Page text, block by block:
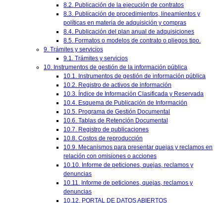
8.2. Publicación de la ejecución de contratos
8.3. Publicación de procedimientos, lineamientos y
políticas en materia de adquisición y compras
8.4. Publicación del plan anual de adquisiciones
8.5. Formatos o modelos de contrato o pliegos tipo.
9. Trámites y servicios
9.1. Trámites y servicios
10. Instrumentos de gestión de la información pública
10.1. Instrumentos de gestión de información pública
10.2. Registro de activos de información
10.3. Índice de Información Clasificada y Reservada
10.4. Esquema de Publicación de Información
10.5. Programa de Gestión Documental
10.6. Tablas de Retención Documental
10.7. Registro de publicaciones
10.8. Costos de reproducción
10.9. Mecanismos para presentar quejas y reclamos en
relación con omisiones o acciones
10.10. Informe de peticiones, quejas, reclamos y
denuncias
10.11. Informe de peticiones, quejas, reclamos y
denuncias
10.12. PORTAL DE DATOS ABIERTOS